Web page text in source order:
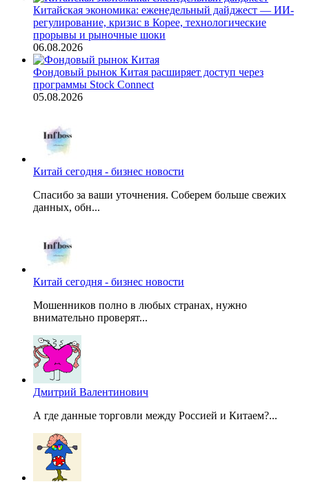
Китайская экономика: еженедельный дайджест — ИИ-
регулирование, кризис в Корее, технологические
прорывы и рыночные шоки
06.08.2026
Фондовый рынок Китая расширяет доступ через
программы Stock Connect
05.08.2026
Китай сегодня - бизнес новости
Спасибо за ваши уточнения. Соберем больше свежих
данных, обн...
Китай сегодня - бизнес новости
Мошенников полно в любых странах, нужно
внимательно проверят...
Дмитрий Валентинович
А где данные торговли между Россией и Китаем?...